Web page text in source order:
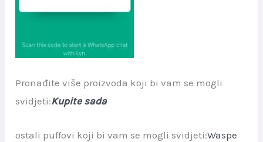
Pronađite više proizvoda koji bi vam se mogli
svidjeti:Kupite sada
ostali puffovi koji bi vam se mogli svidjeti:Waspe